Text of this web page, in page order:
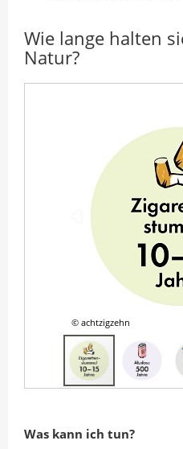
Wie lange halten
Natur?
© achtzigzehn
Was kann ich tun?